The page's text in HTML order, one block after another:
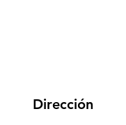
Dirección